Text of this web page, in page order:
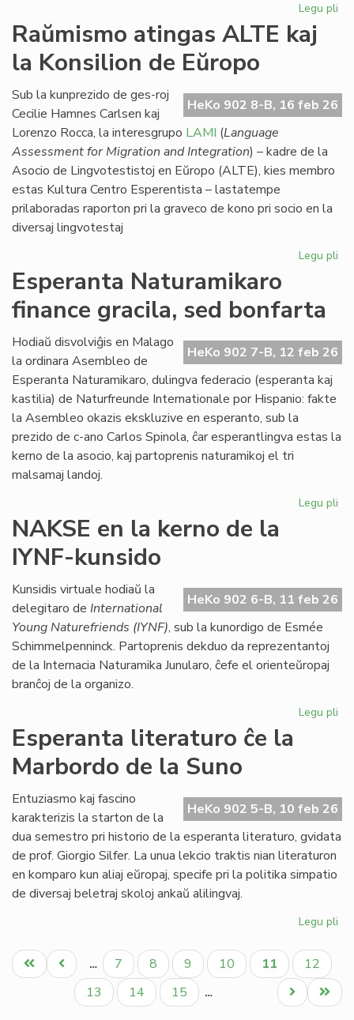
Legu pli
Raŭmismo atingas ALTE kaj
la Konsilion de Eŭropo
HeKo 902 8-B, 16 feb 26
Sub la kunprezido de ges-roj
Cecilie Hamnes Carlsen kaj
Lorenzo Rocca, la interesgrupo LAMI (Language
Assessment for Migration and Integration) – kadre de la
Asocio de Lingvotestistoj en Eŭropo (ALTE), kies membro
estas Kultura Centro Esperentista – lastatempe
prilaboradas raporton pri la graveco de kono pri socio en la
diversaj lingvotestaj
Legu pli
la
Esperanta Naturamikaro
finance gracila, sed bonfarta
HeKo 902 7-B, 12 feb 26
Hodiaŭ disvolviĝis en Malago
la ordinara Asembleo de
Esperanta Naturamikaro, dulingva federacio (esperanta kaj
kastilia) de Naturfreunde Internationale por Hispanio: fakte
la Asembleo okazis ekskluzive en esperanto, sub la
prezido de c-ano Carlos Spinola, ĉar esperantlingva estas la
kerno de la asocio, kaj partoprenis naturamikoj el tri
malsamaj landoj.
Legu pli
NAKSE en la kerno de la
IYNF-kunsido
HeKo 902 6-B, 11 feb 26
Kunsidis virtuale hodiaŭ la
delegitaro de International
Young Naturefriends (IYNF), sub la kunordigo de Esmée
Schimmelpenninck. Partoprenis dekduo da reprezentantoj
de la Internacia Naturamika Junularo, ĉefe el orienteŭropaj
branĉoj de la organizo.
Legu pli
de
Esperanta literaturo ĉe la
Marbordo de la Suno
HeKo 902 5-B, 10 feb 26
Entuziasmo kaj fascino
karakterizis la starton de la
dua semestro pri historio de la esperanta literaturo, gvidata
de prof. Giorgio Silfer. La unua lekcio traktis nian literaturon
en komparo kun aliaj eŭropaj, specife pri la politika simpatio
de diversaj beletraj skoloj ankaŭ alilingvaj.
Legu pli
la
Pagination
Unua
paĝo
Antaŭa
paĝo
… Paĝo
7 Paĝo
8 Paĝo
9 Paĝo
10
Aktuala
paĝo
11 Paĝo
12
Paĝo
13 Paĝo
14 Paĝo
15 …
Last
page
Next
page